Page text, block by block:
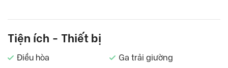
Tiện ích - Thiết bị
Điều hòa
Ga trải giường